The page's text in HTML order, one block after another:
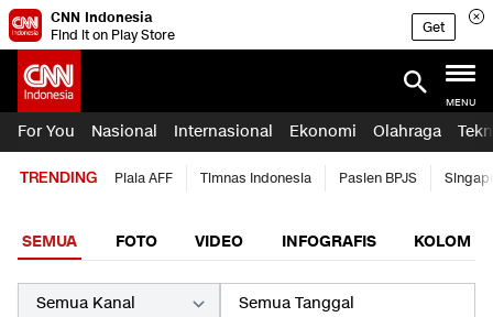
CNN Indonesia
Find it on Play Store
Get
MENU
For You Nasional Internasional Ekonomi Olahraga
TRENDING Piala AFF Timnas Indonesia Pasien BPJS
SEMUA FOTO VIDEO INFOGRAFIS KOLOM